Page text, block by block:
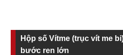
Hộp số Vítme (trục vít me
bước ren lớn